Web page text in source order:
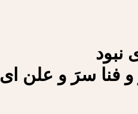
و فنا سرَ و علن ای